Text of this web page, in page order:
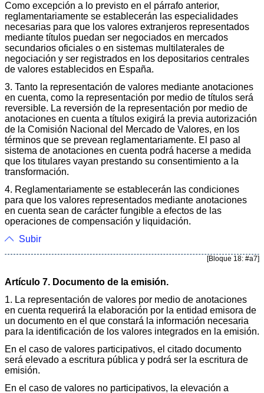
Como excepción a lo previsto en el párrafo anterior,
reglamentariamente se establecerán las especialidades
necesarias para que los valores extranjeros representados
mediante títulos puedan ser negociados en mercados
secundarios oficiales o en sistemas multilaterales de
negociación y ser registrados en los depositarios centrales
de valores establecidos en España.
3. Tanto la representación de valores mediante anotaciones
en cuenta, como la representación por medio de títulos será
reversible. La reversión de la representación por medio de
anotaciones en cuenta a títulos exigirá la previa autorización
de la Comisión Nacional del Mercado de Valores, en los
términos que se prevean reglamentariamente. El paso al
sistema de anotaciones en cuenta podrá hacerse a medida
que los titulares vayan prestando su consentimiento a la
transformación.
4. Reglamentariamente se establecerán las condiciones
para que los valores representados mediante anotaciones
en cuenta sean de carácter fungible a efectos de las
operaciones de compensación y liquidación.
Subir
[Bloque 18: #a7]
Artículo 7. Documento de la emisión.
1. La representación de valores por medio de anotaciones
en cuenta requerirá la elaboración por la entidad emisora de
un documento en el que constará la información necesaria
para la identificación de los valores integrados en la emisión.
En el caso de valores participativos, el citado documento
será elevado a escritura pública y podrá ser la escritura de
emisión.
En el caso de valores no participativos, la elevación a